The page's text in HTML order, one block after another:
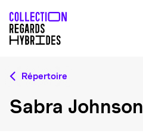
Répertoire
Sabra Johnson